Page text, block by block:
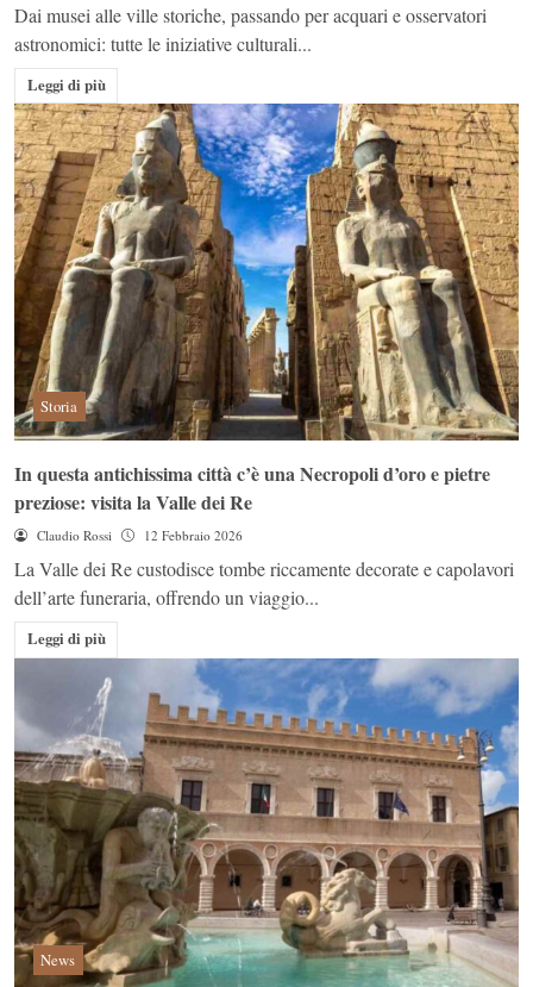
Dai musei alle ville storiche, passando per acquari e osservatori
astronomici: tutte le iniziative culturali...
Leggi di più
Storia
In questa antichissima città c’è una Necropoli d’oro e pietre
preziose: visita la Valle dei Re
Claudio Rossi 12 Febbraio 2026
La Valle dei Re custodisce tombe riccamente decorate e capolavori
dell’arte funeraria, offrendo un viaggio...
Leggi di più
News